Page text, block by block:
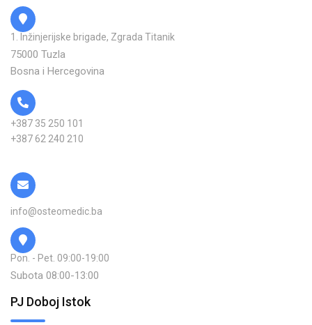
1. Inžinjerijske brigade, Zgrada Titanik
75000 Tuzla
Bosna i Hercegovina
+387 35 250 101
+387 62 240 210
info@osteomedic.ba
Pon. - Pet. 09:00-19:00
Subota 08:00-13:00
PJ Doboj Istok